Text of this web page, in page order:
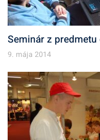
Seminár z
9. mája 2014